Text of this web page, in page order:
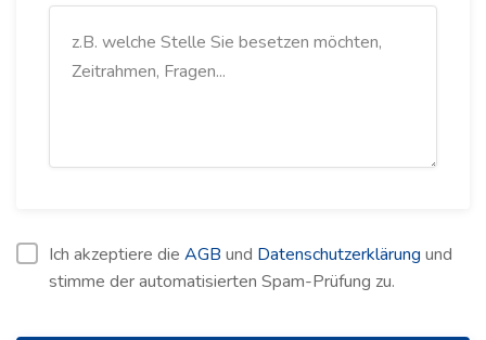
Ich akzeptiere die AGB und Datenschutzerklärung und
stimme der automatisierten Spam-Prüfung zu.